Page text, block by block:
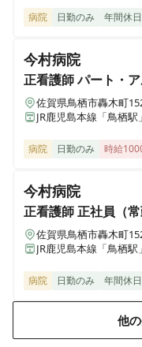
病院 日勤のみ 年間休
今村病院
正看護師パート・
佐賀県鳥栖市轟木町
JR鹿児島本線「鳥栖駅
病院 日勤のみ 時給
今村病院
正看護師正社員（常
佐賀県鳥栖市轟木町
JR鹿児島本線「鳥栖駅
病院 日勤のみ 年間休
他